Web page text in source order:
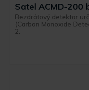
Satel ACMD-200
Bezdrátový detektor
(Carbon Monoxide
2.